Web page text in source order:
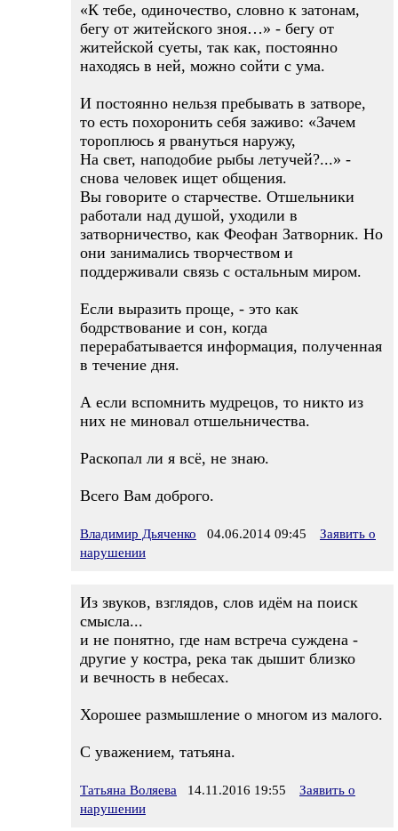
«К тебе, одиночество, словно к затонам,
бегу от житейского зноя…» - бегу от
житейской суеты, так как, постоянно
находясь в ней, можно сойти с ума.
И постоянно нельзя пребывать в затворе,
то есть похоронить себя заживо: «Зачем
тороплюсь я рвануться наружу,
На свет, наподобие рыбы летучей?...» -
снова человек ищет общения.
Вы говорите о старчестве. Отшельники
работали над душой, уходили в
затворничество, как Феофан Затворник. Но
они занимались творчеством и
поддерживали связь с остальным миром.
Если выразить проще, - это как
бодрствование и сон, когда
перерабатывается информация, полученная
в течение дня.
А если вспомнить мудрецов, то никто из
них не миновал отшельничества.
Раскопал ли я всё, не знаю.
Всего Вам доброго.
Владимир Дьяченко 04.06.2014 09:45
Заявить о
нарушении
Из звуков, взглядов, слов идём на поиск
смысла...
и не понятно, где нам встреча суждена -
другие у костра, река так дышит близко
и вечность в небесах.
Хорошее размышление о многом из малого.
С уважением, татьяна.
Татьяна Воляева 14.11.2016 19:55
Заявить о
нарушении